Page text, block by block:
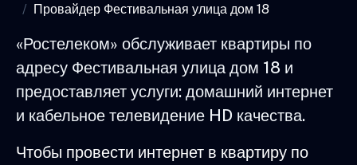
Провайдер Фестивальная улица дом 18
«Ростелеком» обслуживает квартиры по
адресу Фестивальная улица дом 18 и
предоставляет услуги: домашний интернет
и кабельное телевидение HD качества.
Чтобы провести интернет в квартиру по